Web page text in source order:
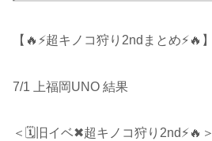
【🔥⚡超キノコ狩り2ndまとめ⚡🔥】
7/1 上福岡UNO 結果
＜🗓旧イベ✖超キノコ狩り2nd⚡🔥＞